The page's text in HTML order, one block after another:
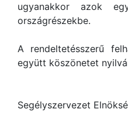
ugyanakkor azok
országrészekbe.
A rendeltetésszerű
együtt köszönetet
Segélyszervezet